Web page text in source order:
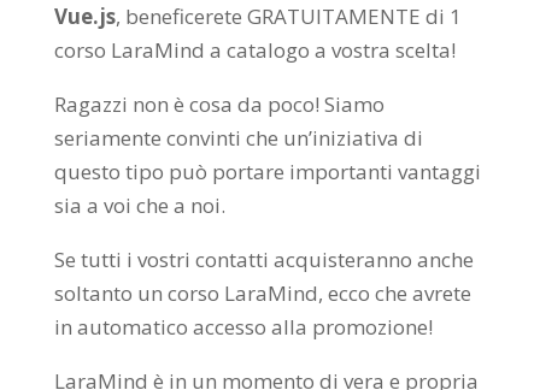
Vue.js, beneficerete GRATUITAMENTE di 1
corso LaraMind a catalogo a vostra scelta!
Ragazzi non è cosa da poco! Siamo
seriamente convinti che un’iniziativa di
questo tipo può portare importanti vantaggi
sia a voi che a noi.
Se tutti i vostri contatti acquisteranno anche
soltanto un corso LaraMind, ecco che avrete
in automatico accesso alla promozione!
LaraMind è in un momento di vera e propria